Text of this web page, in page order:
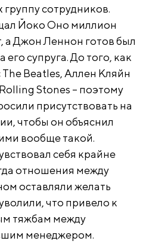
сотрудников.
Йоко Оно миллион
а Джон Леннон готов был
его супруга. До того, как
The Beatles, Аллен Кляйн
Stones – поэтому
присутствовать на
чтобы он объяснил
вообще такой.
себя крайне
отношения между
оставляли желать
что привело к
тяжбам между
менеджером.